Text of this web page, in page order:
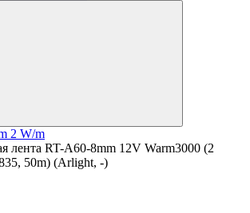
2 W/m
лента RT-A60-8mm 12V Warm3000 (2
50m) (Arlight, -)